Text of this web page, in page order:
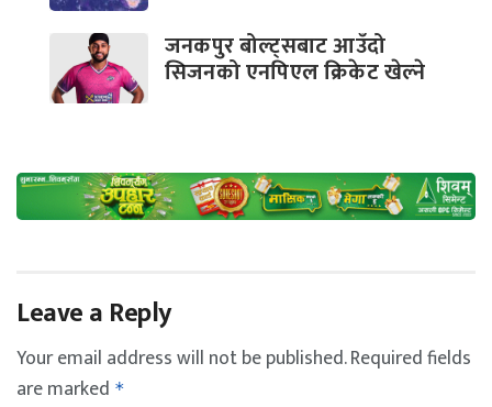
जनकपुर बोल्ट्सबाट आउँदो
सिजनको एनपिएल क्रिकेट खेल्ने
Leave a Reply
Your email address will not be published.Required fields
are marked *